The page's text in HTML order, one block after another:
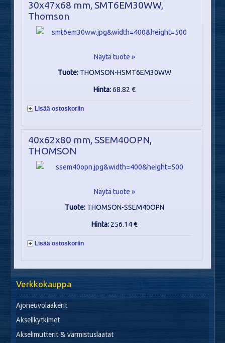
30x47x68 mm, SMT6EM30WW,
Thomson
Näytä tuote »
Tuote: THOMSON-HSMT6EM30WW
Hinta:68.82 €
Lisää ostoskoriin
40x62x80 mm, SSEM40OPN,
THOMSON
Näytä tuote »
Tuote: THOMSON-SSEM40OPN
Hinta: 256.14 €
Lisää ostoskoriin
Verkkokauppa
Ajoneuvolaakerit
Akselikytkimet
Akselimutterit & varmistuslaatat